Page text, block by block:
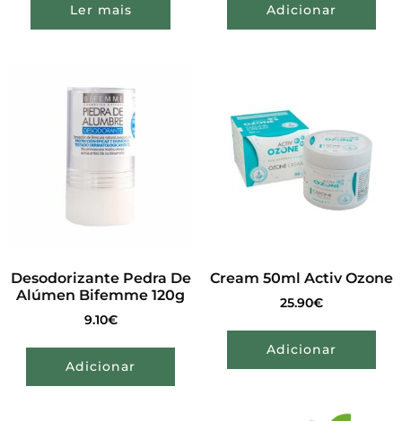
Ler mais Adicionar
Desodorizante Pedra De
Alúmen Bifemme 120g
9.10€
Adicionar
Cream 50ml Activ Ozone
25.90€
Adicionar